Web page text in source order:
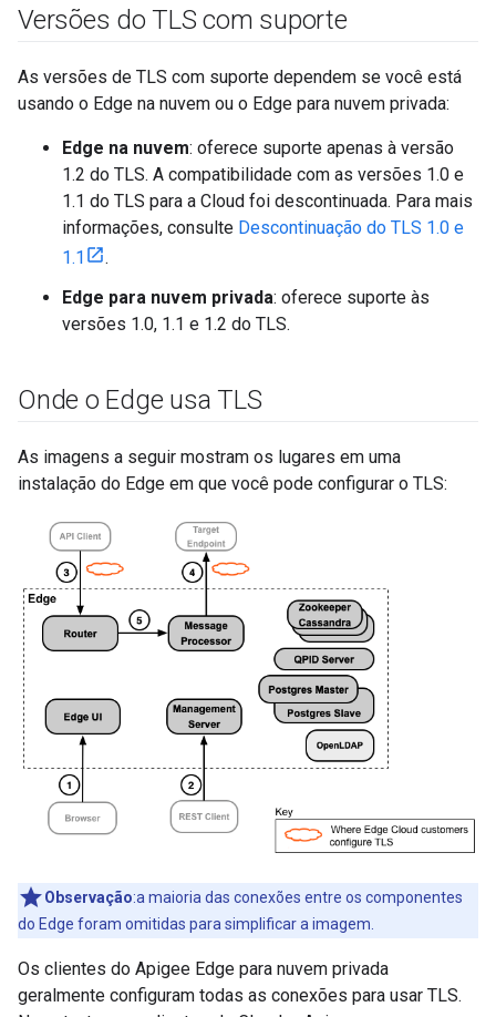
Versões do TLS com suporte
As versões de TLS com suporte dependem se você está
usando o Edge na nuvem ou o Edge para nuvem privada:
Edge na nuvem: oferece suporte apenas à versão
1.2 do TLS. A compatibilidade com as versões 1.0 e
1.1 do TLS para a Cloud foi descontinuada. Para mais
informações, consulte Descontinuação do TLS 1.0 e
1.1
.
Edge para nuvem privada: oferece suporte às
versões 1.0, 1.1 e 1.2 do TLS.
Onde o Edge usa TLS
As imagens a seguir mostram os lugares em uma
instalação do Edge em que você pode configurar o TLS:
Observação:a maioria das conexões entre os componentes
do Edge foram omitidas para simplificar a imagem.
Os clientes do Apigee Edge para nuvem privada
geralmente configuram todas as conexões para usar TLS.